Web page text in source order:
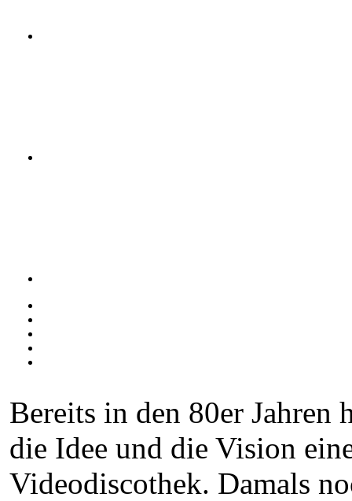
Bereits in den 80er Jahren
die Idee und die Vision
Videodiscothek. Damals